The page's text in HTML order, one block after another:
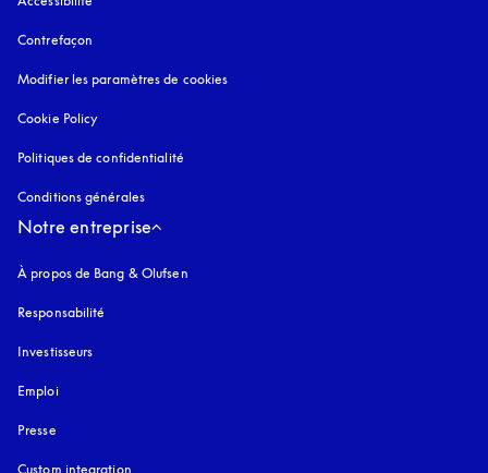
Contrefaçon
Modifier les paramètres de cookies
Cookie Policy
Politiques de confidentialité
Conditions générales
Notre entreprise
À propos de Bang & Olufsen
Responsabilité
Investisseurs
Emploi
Presse
Custom integration